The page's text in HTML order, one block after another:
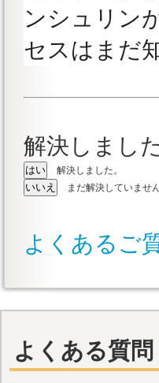
ンシュリン
セスはまだ
解決しまし
解決しました。
まだ解決していませ
よくあるご
よくある質問